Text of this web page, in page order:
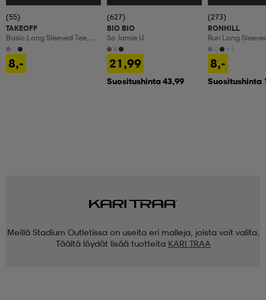
(55)
TAKEOFF
Basic Long Sleeved Tee,
Pitkähihainen Paita, Naisten
8,-
(627)
BIO BIO
So Jamie U
21,99
Suositushinta 43,99
(273)
RONHILL
Run Long
8,-
Suositushinta
Meillä Stadium Outletissa on useita eri malleja, joista voit valita.
Täältä löydät lisää tuotteita KARI TRAA